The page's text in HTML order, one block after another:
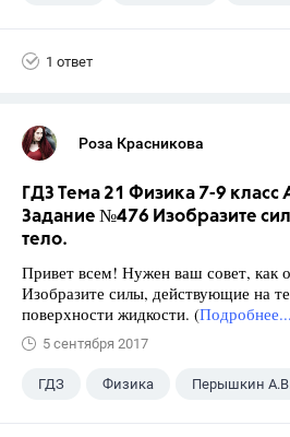
1 ответ
Роза Красникова
ГДЗ Тема 21 Физика 7-9
Задание №476 Изобразите
тело.
Привет всем! Нужен ваш совет, как
Изобразите силы, действующие на
поверхности жидкости. (Подробнее...
5 сентября 2017
ГДЗ Физика Перышкин